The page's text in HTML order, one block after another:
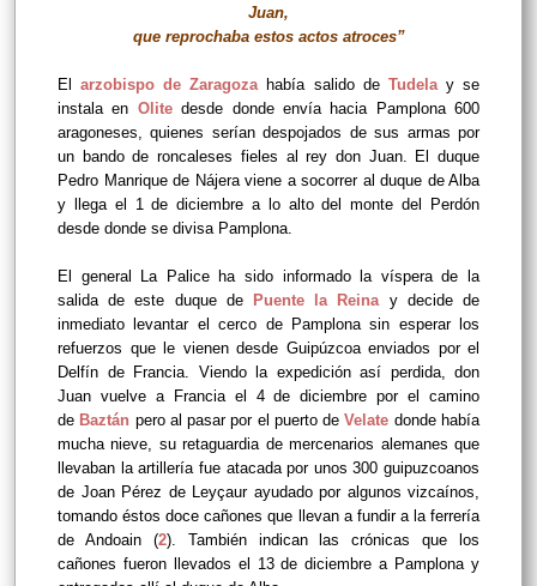
Juan,
que reprochaba estos actos atroces”
Elarzobispo de Zaragoza había salido de Tudela y se
instala en Olite desde donde envía hacia Pamplona 600
aragoneses, quienes serían despojados de sus armas por
un bando de roncaleses fieles al rey don Juan. El duque
Pedro Manrique de Nájera viene a socorrer al duque de Alba
y llega el 1 de diciembre a lo alto del monte del Perdón
desde donde se divisa Pamplona.
El general La Palice ha sido informado la víspera de la
salida de este duque de
Puente la Reina y decide de
inmediato levantar el cerco de Pamplona sin esperar los
refuerzos que le vienen desde Guipúzcoa enviados por el
Delfín de Francia. Viendo la expedición así perdida, don
Juan vuelve a Francia el 4 de diciembre por el camino
de Baztán pero al pasar por el puerto deVelate donde había
mucha nieve, su retaguardia de mercenarios alemanes que
llevaban la artillería fue atacada por unos 300 guipuzcoanos
de Joan Pérez de Leyçaur ayudado por algunos vizcaínos,
tomando éstosdoce cañones que llevan a fundir a la ferrería
de Andoain (2). También indican las crónicas que los
cañones fueron llevados el 13 de diciembre a Pamplona y